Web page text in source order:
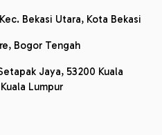
Bekasi Utara, Kota Bekasi
Bogor Tengah
Jaya, 53200 Kuala
Lumpur